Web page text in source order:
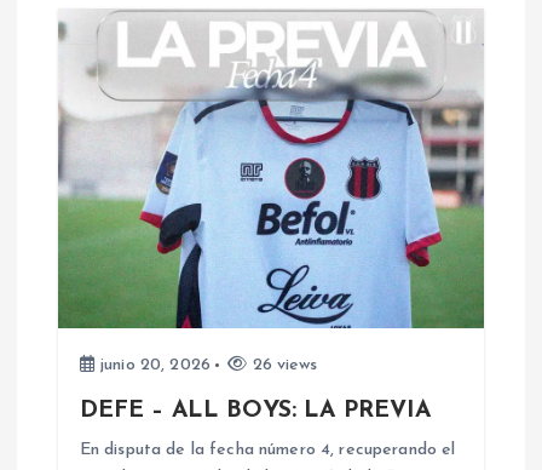
a
junio 20, 2026 26 views
DEFE – ALL BOYS: LA PREVIA
En disputa de la fecha número 4, recuperando el